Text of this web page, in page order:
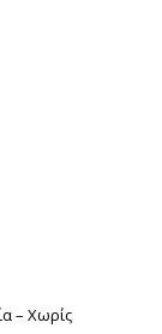
– Χωρίς